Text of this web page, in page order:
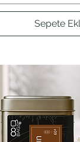
Sepete